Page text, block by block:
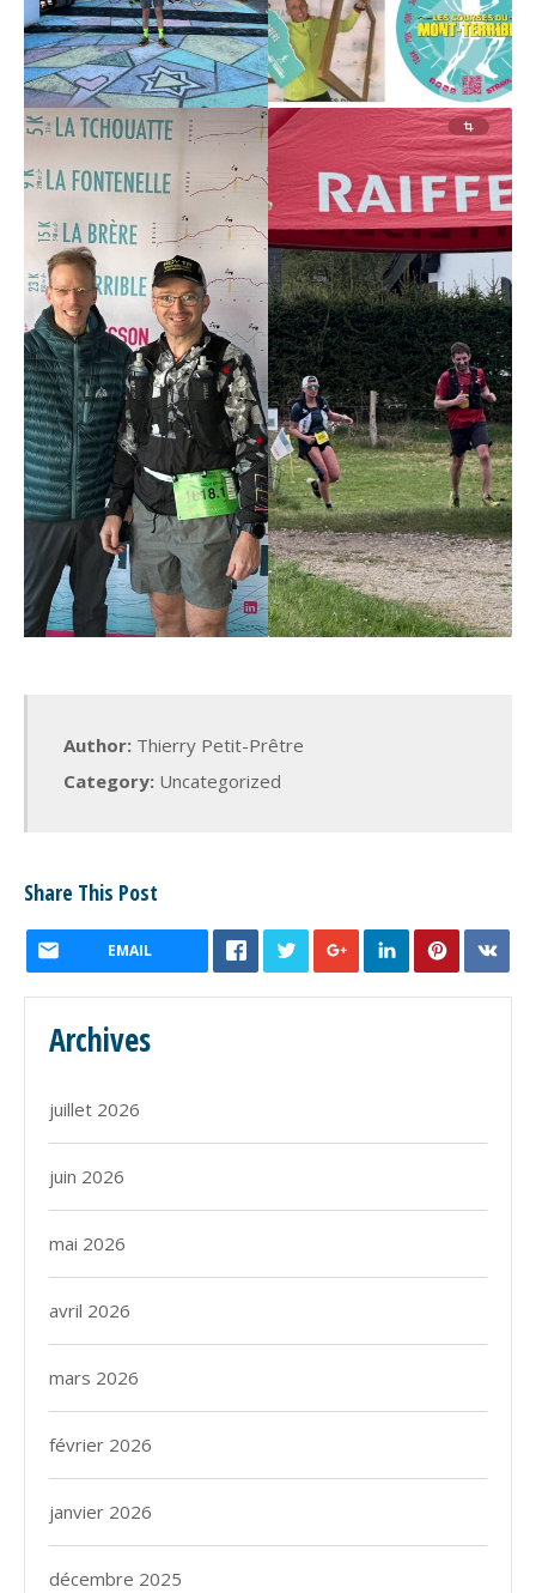
Author: Thierry Petit-Prêtre
Category: Uncategorized
Share This Post
EMAIL
Archives
juillet 2026
juin 2026
mai 2026
avril 2026
mars 2026
février 2026
janvier 2026
décembre 2025